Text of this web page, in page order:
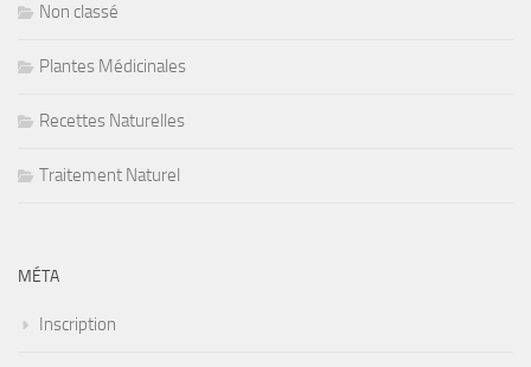
Non classé
Plantes Médicinales
Recettes Naturelles
Traitement Naturel
MÉTA
Inscription